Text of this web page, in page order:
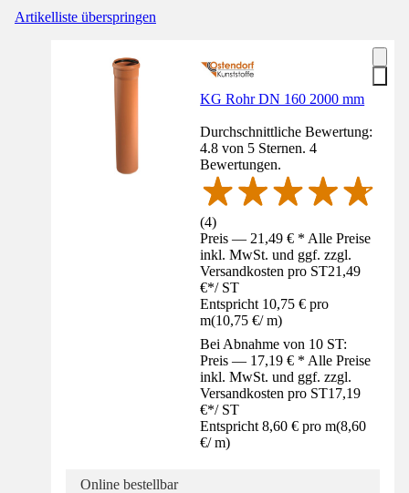
Artikelliste überspringen
KG Rohr DN 160 2000 mm
Durchschnittliche Bewertung:
4.8 von 5 Sternen. 4
Bewertungen.
(4)
Preis — 21,49 € * Alle Preise
inkl. MwSt. und ggf. zzgl.
Versandkosten pro ST21,49
€*/ ST
Entspricht 10,75 € pro
m(10,75 €/ m)
Bei Abnahme von 10 ST:
Preis — 17,19 € * Alle Preise
inkl. MwSt. und ggf. zzgl.
Versandkosten pro ST17,19
€*/ ST
Entspricht 8,60 € pro m(8,60
€/ m)
Online bestellbar